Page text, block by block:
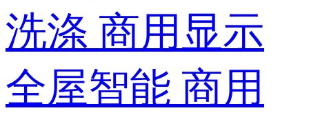
洗涤 商用显示
全屋智能 商用